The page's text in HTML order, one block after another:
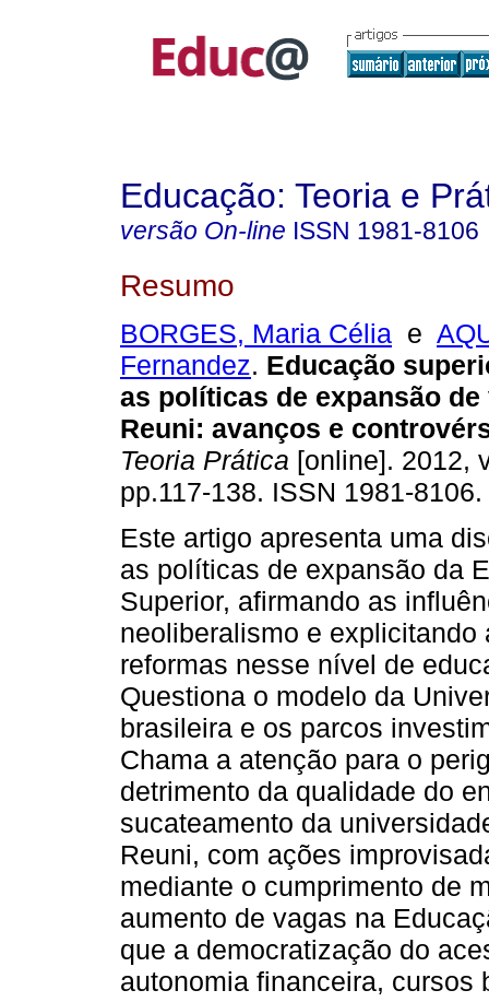
Educação: Teoria e
versão On-line ISSN 1981-8106
Resumo
BORGES, Maria Célia e
Fernandez. Educação
as políticas de expansão de
Reuni: avanços e
Teoria Prática [online]. 2012,
pp.117-138. ISSN 1981-8106.
Este artigo apresenta uma
as políticas de expansão da
Superior, afirmando as
neoliberalismo e
reformas nesse nível de
Questiona o modelo da
brasileira e os parcos
Chama a atenção para o
detrimento da qualidade do
sucateamento da
Reuni, com ações
mediante o cumprimento de
aumento de vagas na
que a democratização do
autonomia financeira, cursos